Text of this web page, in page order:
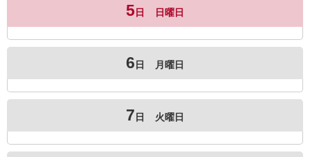
5 日 日曜日
6 日 月曜日
7 日 火曜日